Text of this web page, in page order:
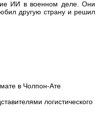
ИИ в военном деле. Они
другую страну и решил
в Чолпон-Ате
логистического